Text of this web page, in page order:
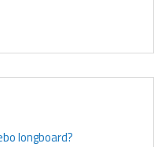
longboard?